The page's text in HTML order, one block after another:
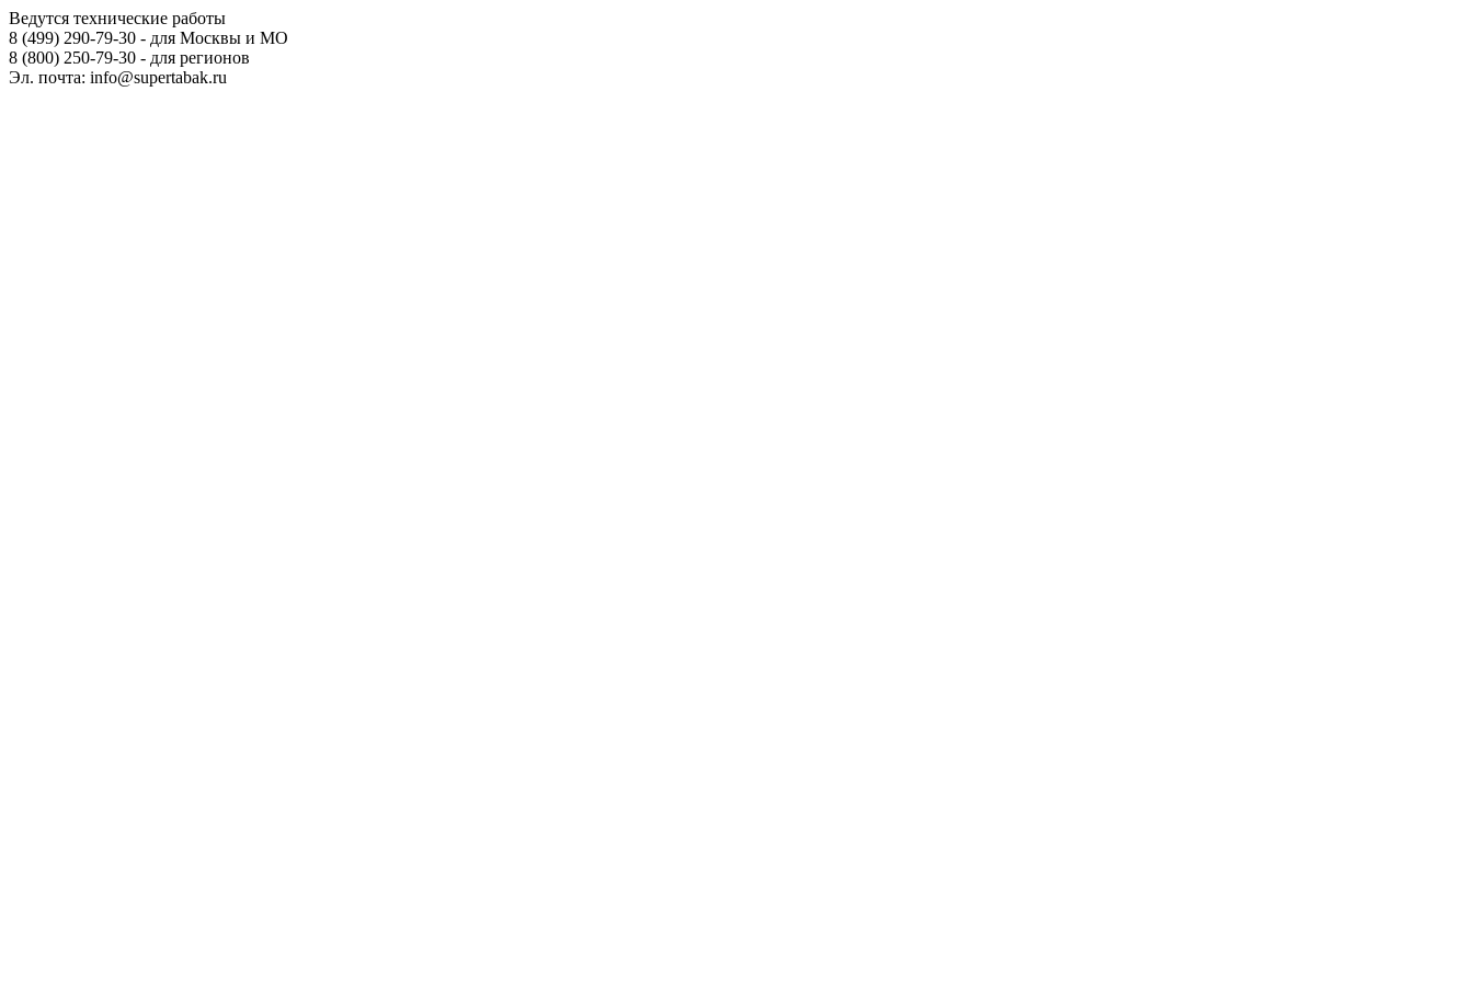
Ведутся технические работы
8 (499) 290-79-30 - для Москвы и МО
8 (800) 250-79-30 - для регионов
Эл. почта: info@supertabak.ru